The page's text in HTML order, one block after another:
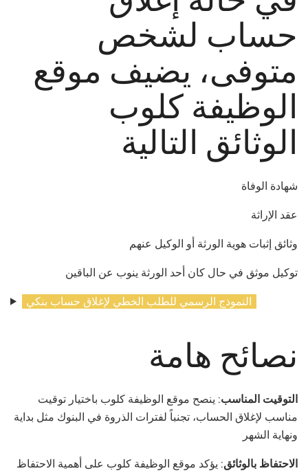
حساب لشخص
متوفى، يضيف موقع
الوظيفة كلوب
الوثائق التالية
شهادة الوفاة
عقد الإراثة
وثائق إثبات هوية الورثة أو الوكيل عنهم
توكيل موثق في حال كان أحد الورثة ينوب عن الباقين
النموذج الرسمي للطلب الخطي لإغلاق حساب بنكي
نصائح هامة
التوقيت المناسب: ينصح موقع الوظيفة كلوب باختيار توقيت
مناسب لإغلاق الحساب، تجنباً لفترات الذروة في البنوك مثل بداية
ونهاية الشهر
الاحتفاظ بالوثائق: يؤكد موقع الوظيفة كلوب على أهمية الاحتفاظ